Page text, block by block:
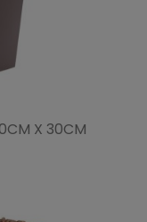
X 30CM